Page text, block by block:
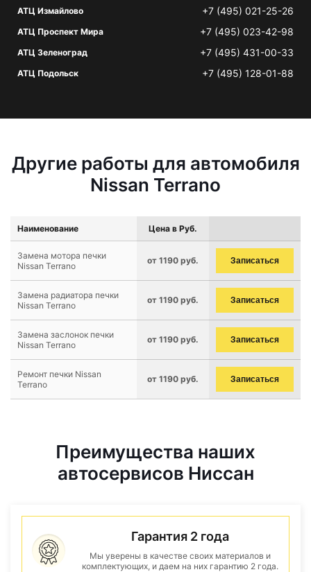
АТЦ Измайлово +7 (495) 021-25-26
АТЦ Проспект Мира +7 (495) 023-42-98
АТЦ Зеленоград +7 (495) 431-00-33
АТЦ Подольск +7 (495) 128-01-88
Другие работы для автомобиля
Nissan Terrano
Наименование Цена в Руб.
Замена мотора печки
Nissan Terrano
от 1190 руб. Записаться
Замена радиатора печки
Nissan Terrano
от 1190 руб. Записаться
Замена заслонок печки
Nissan Terrano
от 1190 руб. Записаться
Ремонт печки Nissan
Terrano
от 1190 руб. Записаться
Преимущества наших
автосервисов Ниссан
Гарантия 2 года
Мы уверены в качестве своих материалов и
комплектующих, и даем на них гарантию 2 года.